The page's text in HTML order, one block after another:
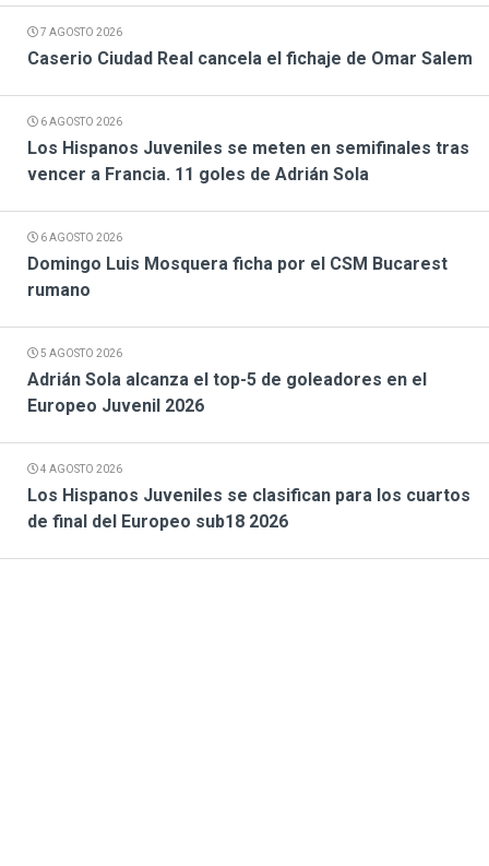
7 AGOSTO 2026
Caserio Ciudad Real cancela el fichaje de Omar Salem
6 AGOSTO 2026
Los Hispanos Juveniles se meten en semifinales tras
vencer a Francia. 11 goles de Adrián Sola
6 AGOSTO 2026
Domingo Luis Mosquera ficha por el CSM Bucarest
rumano
5 AGOSTO 2026
Adrián Sola alcanza el top-5 de goleadores en el
Europeo Juvenil 2026
4 AGOSTO 2026
Los Hispanos Juveniles se clasifican para los cuartos
de final del Europeo sub18 2026